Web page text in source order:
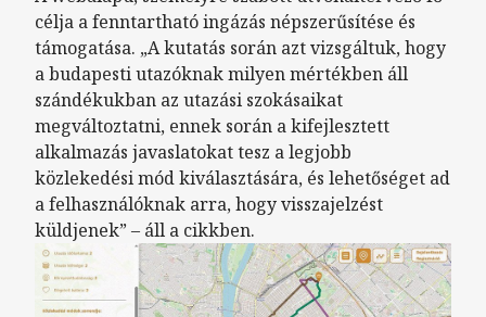
célja a fenntartható ingázás népszerűsítése és
támogatása. „A kutatás során azt vizsgáltuk, hogy
a budapesti utazóknak milyen mértékben áll
szándékukban az utazási szokásaikat
megváltoztatni, ennek során a kifejlesztett
alkalmazás javaslatokat tesz a legjobb
közlekedési mód kiválasztására, és lehetőséget ad
a felhasználóknak arra, hogy visszajelzést
küldjenek” – áll a cikkben.